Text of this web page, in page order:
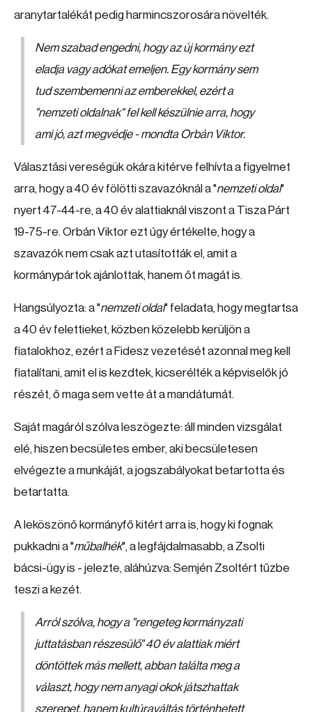
aranytartalékát pedig harmincszorosára növelték.
Nem szabad engedni, hogy az új kormány ezt
eladja vagy adókat emeljen. Egy kormány sem
tud szembemenni az emberekkel, ezért a
"nemzeti oldalnak" fel kell készülnie arra, hogy
ami jó, azt megvédje - mondta Orbán Viktor.
Választási vereségük okára kitérve felhívta a figyelmet
arra, hogy a 40 év fölötti szavazóknál a "nemzeti oldal"
nyert 47-44-re, a 40 év alattiaknál viszont a Tisza Párt
19-75-re. Orbán Viktor ezt úgy értékelte, hogy a
szavazók nem csak azt utasították el, amit a
kormánypártok ajánlottak, hanem őt magát is.
Hangsúlyozta: a "nemzeti oldal" feladata, hogy megtartsa
a 40 év felettieket, közben közelebb kerüljön a
fiatalokhoz, ezért a Fidesz vezetését azonnal meg kell
fiatalítani, amit el is kezdtek, kicserélték a képviselők jó
részét, ő maga sem vette át a mandátumát.
Saját magáról szólva leszögezte: áll minden vizsgálat
elé, hiszen becsületes ember, aki becsületesen
elvégezte a munkáját, a jogszabályokat betartotta és
betartatta.
A leköszönő kormányfő kitért arra is, hogy ki fognak
pukkadni a "műbalhék", a legfájdalmasabb, a Zsolti
bácsi-ügy is - jelezte, aláhúzva: Semjén Zsoltért tűzbe
teszi a kezét.
Arról szólva, hogy a "rengeteg kormányzati
juttatásban részesülő" 40 év alattiak miért
döntöttek más mellett, abban találta meg a
választ, hogy nem anyagi okok játszhattak
szerepet, hanem kultúraváltás történhetett